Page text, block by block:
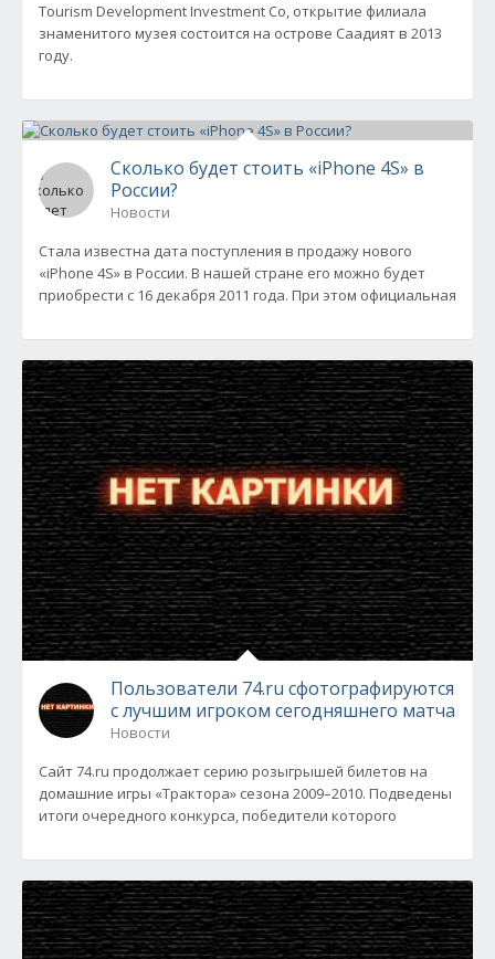
Tourism Development Investment Co, открытие филиала
знаменитого музея состоится на острове Саадият в 2013
году.
Сколько будет стоить «iPhone 4S» в
России?
Новости
Стала известна дата поступления в продажу нового
«iPhone 4S» в России. В нашей стране его можно будет
приобрести с 16 декабря 2011 года. При этом официальная
Пользователи 74.ru сфотографируются
с лучшим игроком сегодняшнего матча
Новости
Сайт 74.ru продолжает серию розыгрышей билетов на
домашние игры «Трактора» сезона 2009–2010. Подведены
итоги очередного конкурса, победители которого